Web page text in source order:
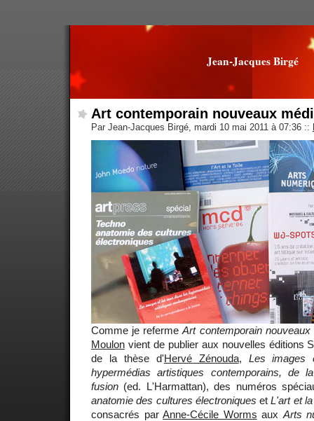
Jean-Jacques Birgé
Art contemporain nouveaux
Par Jean-Jacques Birgé, mardi 10 mai 2011 à 07:36 ::
Comme je refermeArt contemporain nouveaux
Moulon vient de publier aux nouvelles éditions
de la thèse d'Hervé Zénouda, Les
hypermédias artistiques contemporains, de
fusion (ed. L'Harmattan), des numéros
anatomie des cultures électroniques etL'art et
consacrés parAnne-Cécile Worms aux Arts